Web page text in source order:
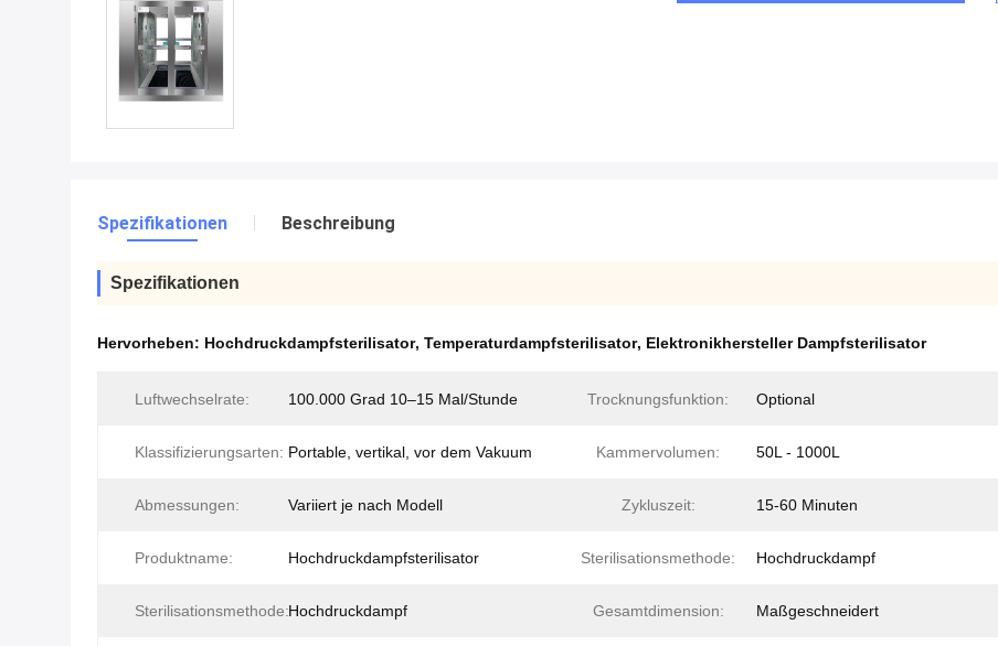
Spezifikationen Beschreibung
Spezifikationen
Hervorheben: Hochdruckdampfsterilisator, Temperaturdampfsterilisator, Elektronikhersteller Dampfsterilisator
Luftwechselrate: 100.000 Grad 10–15 Mal/Stunde Trocknungsfunktion: Optional
Klassifizierungsarten: Portable, vertikal, vor dem Vakuum Kammervolumen: 50L - 1000L
Abmessungen: Variiert je nach Modell Zykluszeit: 15-60 Minuten
Produktname: Hochdruckdampfsterilisator Sterilisationsmethode: Hochdruckdampf
Sterilisationsmethode:Hochdruckdampf Gesamtdimension: Maßgeschneidert